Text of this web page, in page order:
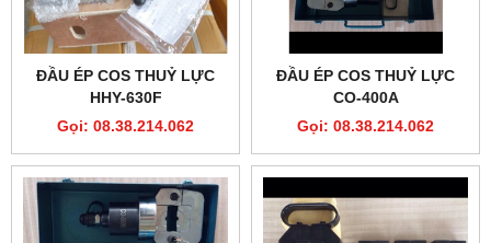
ĐẦU ÉP COS THUỶ LỰC
HHY-630F
Gọi: 08.38.214.062
ĐẦU ÉP COS THUỶ LỰC
CO-400A
Gọi: 08.38.214.062